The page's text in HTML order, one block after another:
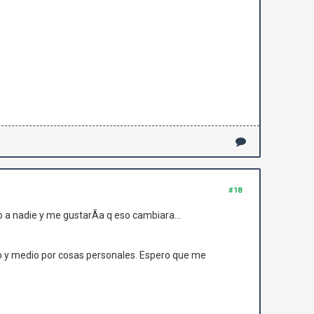
#18
nadie y me gustarÃ­a q eso cambiara...
medio por cosas personales. Espero que me